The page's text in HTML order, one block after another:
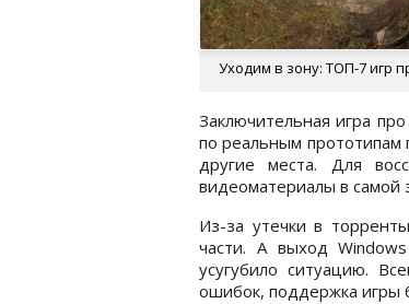
Уходим в зону: ТОП-7 игр
Заключительная игра
по реальным
другие места. Для
видеоматериалы в самой
Из-за утечки в
части. А выход
усугубило ситуацию.
ошибок, поддержка игры